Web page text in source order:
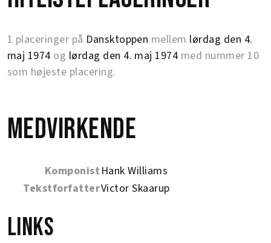
1 placeringer på Dansktoppen mellem lørdag den 4.
maj 1974 og lørdag den 4. maj 1974 med nummer 10
som højeste placering.
Medvirkende
Komponist Hank Williams
TekstforfatterVictor Skaarup
Links